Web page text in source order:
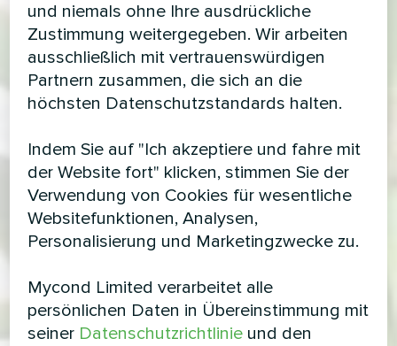
und niemals ohne Ihre ausdrückliche
Zustimmung weitergegeben. Wir arbeiten
ausschließlich mit vertrauenswürdigen
Partnern zusammen, die sich an die
höchsten Datenschutzstandards halten.
Indem Sie auf "Ich akzeptiere und fahre mit
der Website fort" klicken, stimmen Sie der
Verwendung von Cookies für wesentliche
Websitefunktionen, Analysen,
Personalisierung und Marketingzwecke zu.
Mycond Limited verarbeitet alle
persönlichen Daten in Übereinstimmung mit
seiner Datenschutzrichtlinie und den